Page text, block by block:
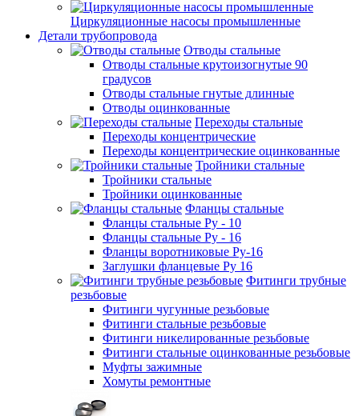
Циркуляционные насосы промышленные
Детали трубопровода
Отводы стальные
Отводы стальные крутоизогнутые 90
градусов
Отводы стальные гнутые длинные
Отводы оцинкованные
Переходы стальные
Переходы концентрические
Переходы концентрические оцинкованные
Тройники стальные
Тройники стальные
Тройники оцинкованные
Фланцы стальные
Фланцы стальные Ру - 10
Фланцы стальные Ру - 16
Фланцы воротниковые Ру-16
Заглушки фланцевые Ру 16
Фитинги трубные
резьбовые
Фитинги чугунные резьбовые
Фитинги стальные резьбовые
Фитинги никелированные резьбовые
Фитинги стальные оцинкованные резьбовые
Муфты зажимные
Хомуты ремонтные